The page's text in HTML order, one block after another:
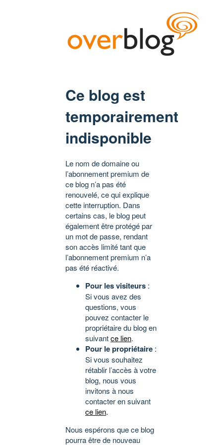
Ce blog est
temporairement
indisponible
Le nom de domaine ou
l’abonnement premium de
ce blog n’a pas été
renouvelé, ce qui explique
cette interruption. Dans
certains cas, le blog peut
également être protégé par
un mot de passe, rendant
son accès limité tant que
l’abonnement premium n’a
pas été réactivé.
Pour les visiteurs :
Si vous avez des
questions, vous
pouvez contacter le
propriétaire du blog en
suivantce lien.
Pour le propriétaire :
Si vous souhaitez
rétablir l’accès à votre
blog, nous vous
invitons à nous
contacter en suivant
ce lien.
Nous espérons que ce blog
pourra être de nouveau